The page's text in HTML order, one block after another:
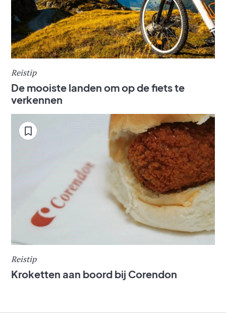
Reistip
De mooiste landen om op de fiets te
verkennen
Reistip
Kroketten aan boord bij Corendon